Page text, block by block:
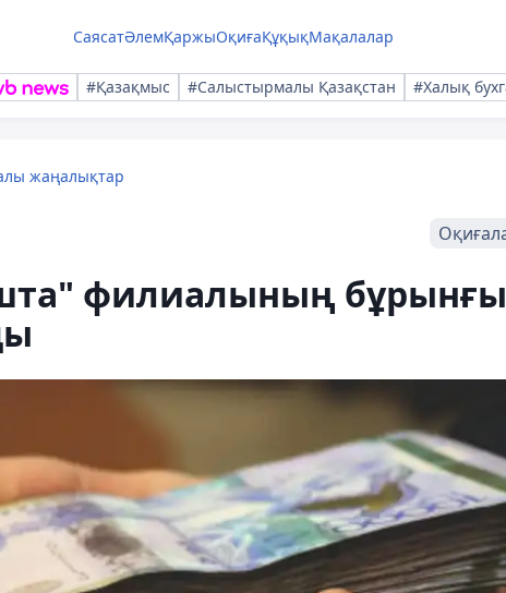
СаясатӘлемҚаржыОқиғаҚұқықМақалалар
#Қазақмыс #Салыстырмалы Қазақстан #Халық
жаңалықтар
филиалының бұрынғы